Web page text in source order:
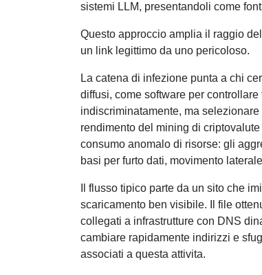
sistemi LLM, presentandoli come
Questo approccio amplia il raggio
un link legittimo da uno pericoloso.
La catena di infezione punta a chi
diffusi, come software per
indiscriminatamente, ma
rendimento del mining di
consumo anomalo di risorse: gli
basi per furto dati, movimento
Il flusso tipico parte da un sito che
scaricamento ben visibile. Il file
collegati a infrastrutture con DNS
cambiare rapidamente indirizzi e
associati a questa attivita.